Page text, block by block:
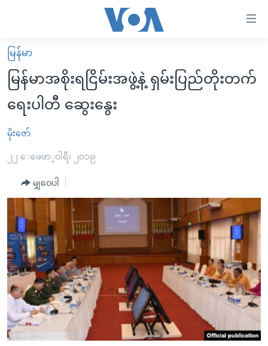
လွယ်ကူ
စေ
Link
များ
ပင်မ
ကြည့်
ရန်
ပင်မ
အ
ညွန်း
စာမျက်နှာ
သို့
ကျော်
မူလစာမျက်နှာ
မြန်မာ
ကမ္ဘာ့သတင်းများ
နိုင်ငံတကာ
အစ္စရေး-ပါလက်စတိုင်း
ဗွီဒီယို
သတင်းလွတ်လပ်ခွင့်
အင်္ဂလိပ်စာလေ့လာမယ်
အမေရိကန်သုံးအီဒီယံ
မကြေးမုံရဲ့ အင်္ဂလိပ်စာ
ရုပ်ရှင်ထဲက အင်္ဂလိပ်စာ
သုတပဒေသာ အင်္ဂလိပ်စာ
အပတ်စဉ်ကဏ္ဍများ
ရေဒီယို
တီဗွီ
ရေဒီယိုနှင့်ရုပ်သံ အချက်အလက်များ
ရေဒီယို/တီဗွီအစီအစဉ်
Learning English
ဗွီအိုအေ လူမှုကွန်ယက်များ
မြန်မာ
မြန်မာအစိုးရငြိမ်းအဖွဲ့နဲ့ ရှမ်းပြည်တိုးတက်
ရေးပါတီ ဆွေးနွေး
မိုးဇော်
၂၂ ေဖေဖာ္၀ါရီ၊ ၂၀၁၉
မျှဝေပါ